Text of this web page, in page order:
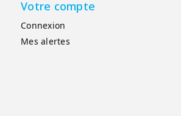
Votre compte
Connexion
Mes alertes